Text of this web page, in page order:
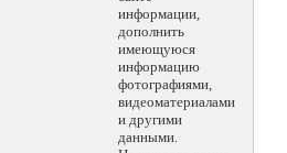
информации,
дополнить
имеющуюся
информацию
фотографиями,
видеоматериалами
и другими
данными.